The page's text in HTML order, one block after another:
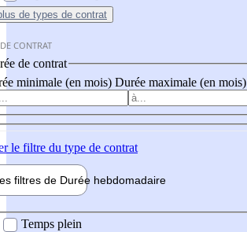
de types de contrat
CONTRAT
de contrat
minimale (en mois) Durée maximale (en mois)
le filtre du type de contrat
filtres de Durée hebdomadaire
Temps plein